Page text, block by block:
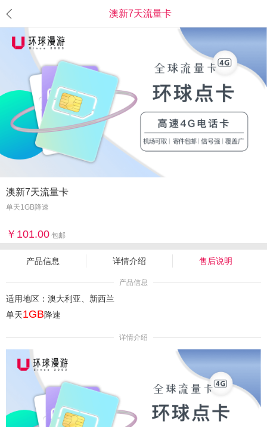
澳新7天流量卡
澳新7天流量卡
单天1GB降速
101.00 包邮
产品信息 详情介绍 售后说明
产品信息
适用地区：澳大利亚、新西兰
单天1GB降速
详情介绍